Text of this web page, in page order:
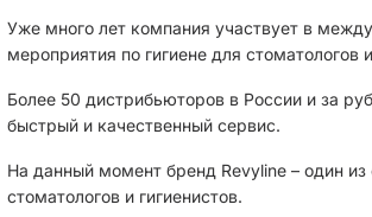
Уже много лет компания участвует в
мероприятия по гигиене для
Более 50 дистрибьюторов в России и за
быстрый и качественный сервис.
На данный момент бренд Revyline – один
стоматологов и гигиенистов.